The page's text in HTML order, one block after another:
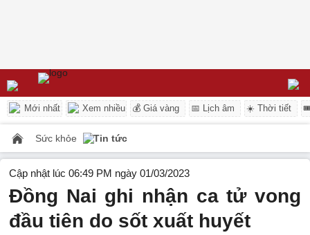
Mới nhất Xem nhiều 💰 Giá vàng 📅 Lịch âm ☀️ Thời tiết
Sức khỏe Tin tức
Cập nhật lúc 06:49 PM ngày 01/03/2023
Đồng Nai ghi nhận ca tử vong
đầu tiên do sốt xuất huyết